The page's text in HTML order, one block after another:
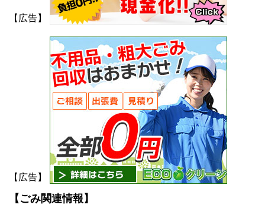
【広告】
【広告】
【ごみ関連情報】